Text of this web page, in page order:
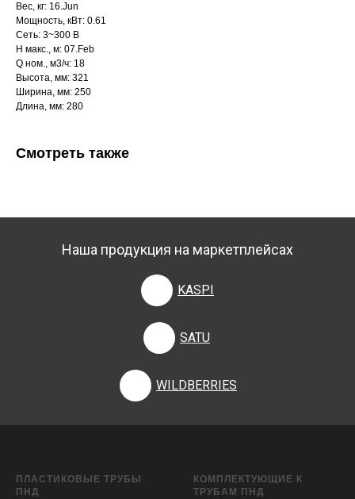
Вес, кг: 16.Jun
Мощность, кВт: 0.61
Сеть: 3~300 В
H макс., м: 07.Feb
Q ном., м3/ч: 18
Высота, мм: 321
Ширина, мм: 250
Длина, мм: 280
Смотреть также
Наша продукция на маркетплейсах
KASPI
SATU
WILDBERRIES
ПЛАСТИКОВЫЕ ТРУБЫ
ПНД
КОМПЛЕКТУЮЩИЕ К
ТРУБАМ ПНД